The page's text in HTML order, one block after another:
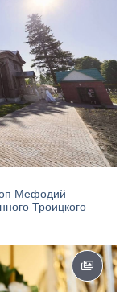
Мефодий
Троицкого